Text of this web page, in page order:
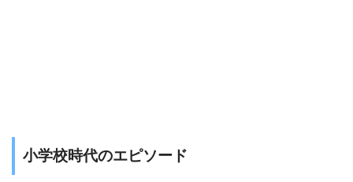
小学校時代のエピソード